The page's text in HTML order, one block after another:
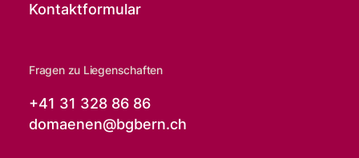
Kontaktformular
Fragen zu Liegenschaften
+41 31 328 86 86
domaenen@bgbern.ch